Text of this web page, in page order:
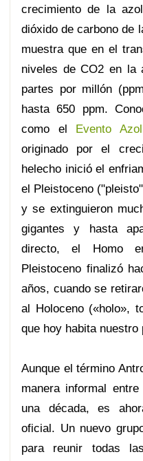
crecimiento de la
dióxido de carbono de
muestra que en el
niveles de CO2 en la
partes por millón
hasta 650 ppm.
como el Evento
originado por el
helecho inició el
el Pleistoceno
y se extinguieron
gigantes y hasta
directo, el Homo
Pleistoceno finalizó
años, cuando se
al Holoceno («holo»,
que hoy habita nuestro
Aunque el término
manera informal
una década, es
oficial. Un nuevo
para reunir todas